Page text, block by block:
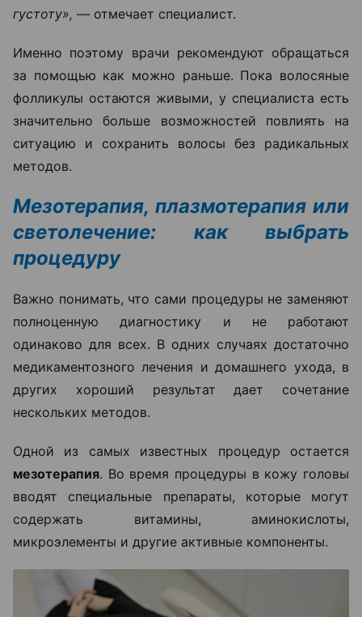
густоту», — отмечает специалист.
Именно поэтому врачи рекомендуют обращаться
за помощью как можно раньше. Пока волосяные
фолликулы остаются живыми, у специалиста есть
значительно больше возможностей повлиять на
ситуацию и сохранить волосы без радикальных
методов.
Мезотерапия, плазмотерапия или
светолечение: как выбрать
процедуру
Важно понимать, что сами процедуры не заменяют
полноценную диагностику и не работают
одинаково для всех. В одних случаях достаточно
медикаментозного лечения и домашнего ухода, в
других хороший результат дает сочетание
нескольких методов.
Одной из самых известных процедур остается
мезотерапия. Во время процедуры в кожу головы
вводят специальные препараты, которые могут
содержать витамины, аминокислоты,
микроэлементы и другие активные компоненты.